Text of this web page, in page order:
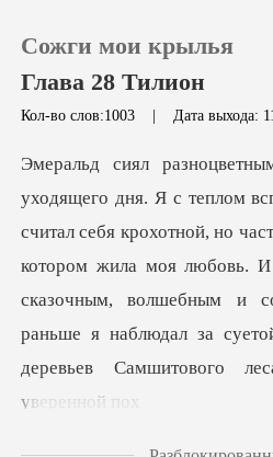
Пополнить
Сожги мои крылья
Глава 28 Тилион
Кол-во слов:1003 | Дата выхода:
ной, но
котором жила моя любовь. И
сказочным, волшебным и